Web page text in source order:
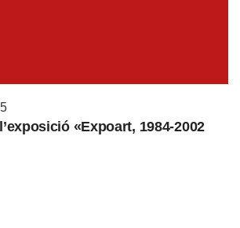
«Expoart, 1984-2002